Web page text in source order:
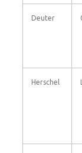
Deuter
Herschel